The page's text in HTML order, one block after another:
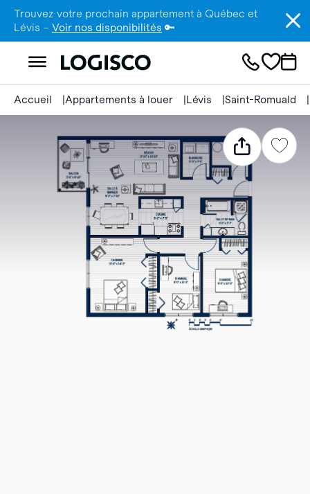
Trouvez votre prochain appartement à Québec et
Lévis – Voir nos disponibilités 🔑
Accueil Appartements à louer Lévis Saint-Romuald